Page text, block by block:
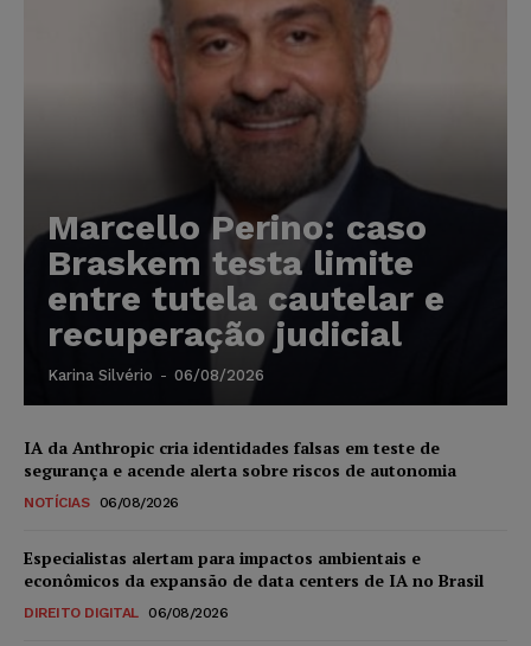
Marcello Perino: caso
Braskem testa limite
entre tutela cautelar e
recuperação judicial
Karina Silvério - 06/08/2026
IA da Anthropic cria identidades falsas em teste de
segurança e acende alerta sobre riscos de autonomia
NOTÍCIAS 06/08/2026
Especialistas alertam para impactos ambientais e
econômicos da expansão de data centers de IA no Brasil
DIREITO DIGITAL 06/08/2026